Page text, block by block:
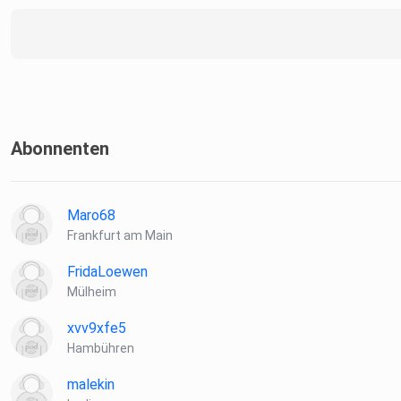
Abonnenten
Maro68
Frankfurt am Main
FridaLoewen
Mülheim
xvv9xfe5
Hambühren
malekin